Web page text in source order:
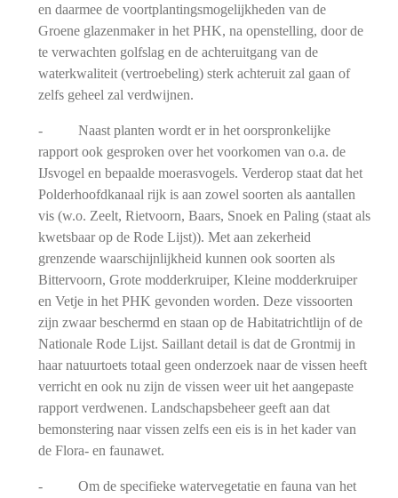
en daarmee de voortplantingsmogelijkheden van de
Groene glazenmaker in het PHK, na openstelling, door de
te verwachten golfslag en de achteruitgang van de
waterkwaliteit (vertroebeling) sterk achteruit zal gaan of
zelfs geheel zal verdwijnen.
- Naast planten wordt er in het oorspronkelijke
rapport ook gesproken over het voorkomen van o.a. de
IJsvogel en bepaalde moerasvogels. Verderop staat dat het
Polderhoofdkanaal rijk is aan zowel soorten als aantallen
vis (w.o. Zeelt, Rietvoorn, Baars, Snoek en Paling (staat als
kwetsbaar op de Rode Lijst)). Met aan zekerheid
grenzende waarschijnlijkheid kunnen ook soorten als
Bittervoorn, Grote modderkruiper, Kleine modderkruiper
en Vetje in het PHK gevonden worden. Deze vissoorten
zijn zwaar beschermd en staan op de Habitatrichtlijn of de
Nationale Rode Lijst. Saillant detail is dat de Grontmij in
haar natuurtoets totaal geen onderzoek naar de vissen heeft
verricht en ook nu zijn de vissen weer uit het aangepaste
rapport verdwenen. Landschapsbeheer geeft aan dat
bemonstering naar vissen zelfs een eis is in het kader van
de Flora- en faunawet.
- Om de specifieke watervegetatie en fauna van het